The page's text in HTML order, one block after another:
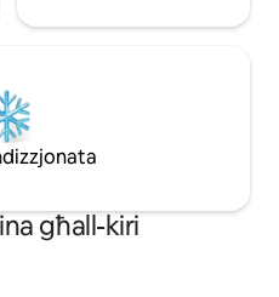
għall-kiri